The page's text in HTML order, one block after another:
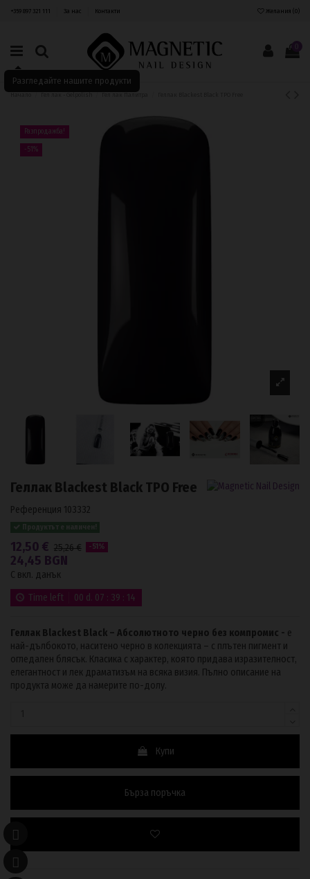
+359 897 321 111 За нас Контакти Желания (0)
Разгледайте нашите продукти
0
Начало Гел лак - Gelpolish Гел лак Палитра
Разпродажба!
-51%
Геллак Blackest Black TPO Free
Референция 103332
12,50 € 25,26 € -51%
24,45 BGN
С вкл. данък
Time left
00 d. 07 : 39 : 13
Геллак Blackest Black – Абсолютното черно без компромис - е
най-дълбокото, наситено черно в колекцията – с плътен пигмент и
огледален блясък. Класика с характер, която придава изразителност,
елегантност и лек драматизъм на всяка визия. Пълно описание на
продукта може да намерите по-долу.
Купи
Бърза поръчка